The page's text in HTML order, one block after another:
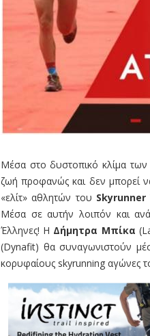
Μέσα στο δυστοπικό κλίμα
ζωή προφανώς και δεν μπορεί
«ελίτ» αθλητών του Skyrunner
Μέσα σε αυτήν λοιπόν και
Έλληνες! Η Δήμητρα Μπίκα
(Dynafit) θα συναγωνιστούν
κορυφαίους skyrunning αγώνες